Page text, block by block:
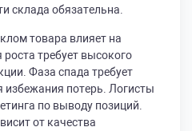
склада обязательна.
товара влияет на
требует высокого
Фаза спада требует
избежания потерь. Логисты
по выводу позиций.
от качества